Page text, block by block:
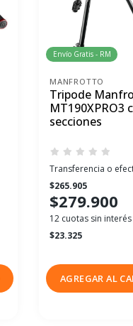
Envío Gratis - RM
MANFROTTO
Tripode
MT190XPRO3
secciones
Transferencia o
$265.905
$279.900
12 cuotas sin
$23.325
AGREGAR AL